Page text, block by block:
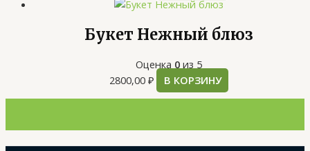
Букет Нежный блюз
Оценка 0 из 5
2800,00 ₽ В КОРЗИНУ